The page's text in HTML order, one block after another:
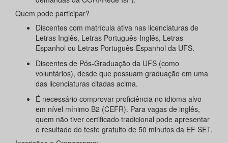
Quem pode participar?
Discentes com matrícula ativa nas licenciaturas de
Letras Inglês, Letras Português-Inglês, Letras
Espanhol ou Letras Português-Espanhol da UFS.
Discentes de Pós-Graduação da UFS (como
voluntários), desde que possuam graduação em uma
das licenciaturas citadas acima.
É necessário comprovar proficiência no idioma alvo
em nível mínimo B2 (CEFR). Para vagas de inglês,
quem não tiver certificado tradicional pode apresentar
o resultado do teste gratuito de 50 minutos da EF SET.